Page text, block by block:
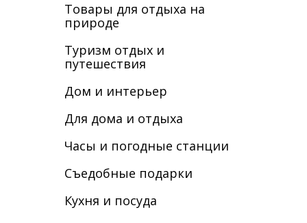
Товары для отдыха на
природе
Туризм отдых и
путешествия
Дом и интерьер
Для дома и отдыха
Часы и погодные станции
Cъедобные подарки
Кухня и посуда